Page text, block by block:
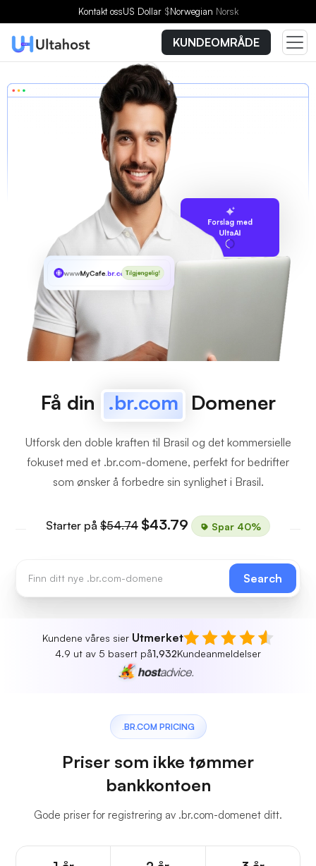
Kontakt ossUS Dollar $Norwegian Norsk
KUNDEOMRÅDE
Forslag med
UltaAI
wwwMyCafe.br.comTilgjengelig!
Få din .br.com Domener
Utforsk den doble kraften til Brasil og det kommersielle
fokuset med et .br.com-domene, perfekt for bedrifter
som ønsker å forbedre sin synlighet i Brasil.
Starter på $54.74 $43.79 Spar 40%
Search
Kundene våres sier Utmerket
4.9 ut av 5 basert på1,932Kundeanmeldelser
.BR.COM PRICING
Priser som ikke tømmer
bankkontoen
Gode priser for registrering av .br.com-domenet ditt.